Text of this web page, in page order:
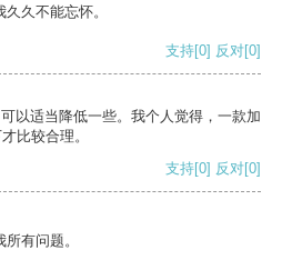
久不能忘怀。
支持[0] 反对[0]
以适当降低一些。我个人觉得，一款加
比较合理。
支持[0] 反对[0]
有问题。